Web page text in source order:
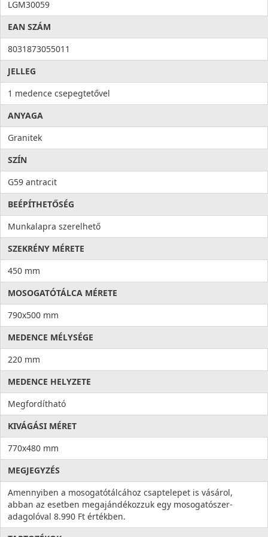
Antibakteriális védelem
Higiénia: az anyag összetételéből adódóan meggátolja a
mikroorganizmusok kifejlődését, valamint elősegíti a
baktériumok eltávolítását, ezzel higiéniát és tisztaságot hoz a
konyhába. Az antibakteriális rendszert alkotó ezüst ionok
100%-os antibakteriális védelmet nyújtanak.
LGM30059
EAN SZÁM
8031873055011
JELLEG
1 medence csepegtetővel
ANYAGA
Granitek
SZÍN
G59 antracit
BEÉPÍTHETŐSÉG
Munkalapra szerelhető
SZEKRÉNY MÉRETE
450 mm
MOSOGATÓTÁLCA MÉRETE
790x500 mm
MEDENCE MÉLYSÉGE
220 mm
MEDENCE HELYZETE
Megfordítható
KIVÁGÁSI MÉRET
770x480 mm
MEGJEGYZÉS
Amennyiben a mosogatótálcához csaptelepet is vásárol,
abban az esetben megajándékozzuk egy mosogatószer-
adagolóval 8.990 Ft értékben.